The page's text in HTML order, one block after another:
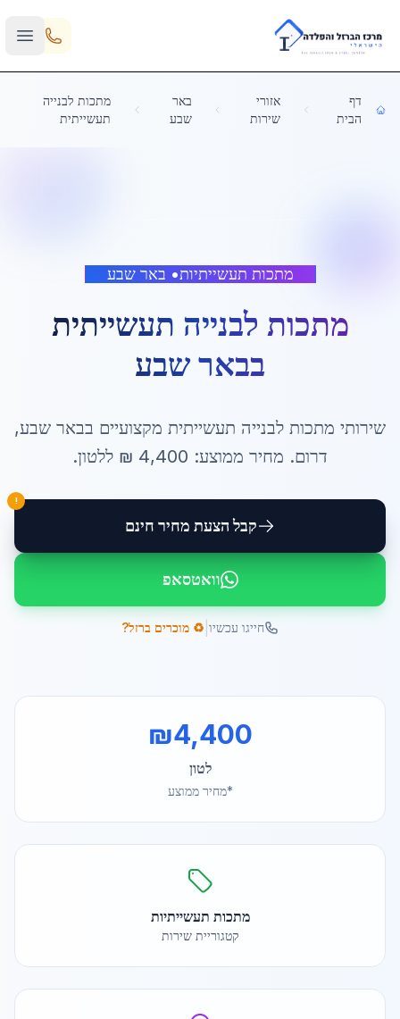
Skip to main content
דף
הבית
אזורי
שירות
באר
שבע
מתכות לבנייה
תעשייתית
מתכות תעשייתיות• באר שבע
מתכות לבנייה תעשייתית
בבאר שבע
שירותי מתכות לבנייה תעשייתית מקצועיים בבאר שבע,
דרום. מחיר ממוצע: 4,400 ₪ ללטון.
קבל הצעת מחיר חינם
!
וואטסאפ
חייגו עכשיו ♻️ מוכרים ברזל?
₪4,400
לטון
*מחיר ממוצע
מתכות תעשייתיות
קטגוריית שירות